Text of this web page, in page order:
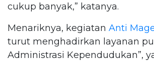
cukup banyak,” katanya.
Menariknya, kegiatan Anti
turut menghadirkan layanan
Administrasi Kependudukan”,